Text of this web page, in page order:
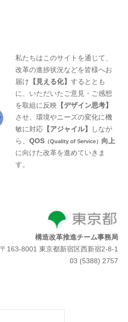
私たちはこのサイトを通じて、
改革の進捗状況などを皆様へお
届け 【見える化】するととも
に、いただいたご意見・ご感想
を取組に反映 【デザイン思考】
させ、環境やニーズの変化に機
敏に対応 【アジャイル】
しなが
ら、QOS （Quality of Service） 向上
に向けた改革を進めていきま
す。
構造改革推進チーム事務局
〒163-8001 東京都新宿区西新宿2-8-1
03 (5388) 2757